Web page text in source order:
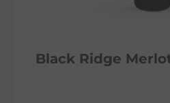
Black Ridge